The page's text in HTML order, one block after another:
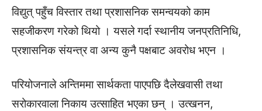
विद्युत् पहुँच विस्तार तथा प्रशासनिक समन्वयको काम
सहजीकरण गरेको थियो । यसले गर्दा स्थानीय जनप्रतिनिधि,
प्रशासनिक संयन्त्र वा अन्य कुनै पक्षबाट अवरोध भएन ।
परियोजनाले अन्तिममा सार्थकता पाएपछि दैलेखवासी तथा
सरोकारवाला निकाय उत्साहित भएका छन् । उत्खनन,